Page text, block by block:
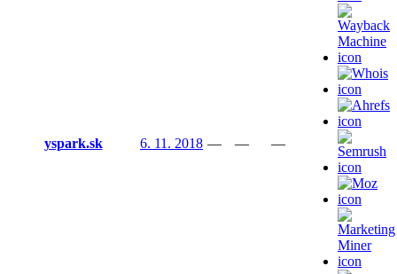
yspark.sk 6. 11. 2018 — — —